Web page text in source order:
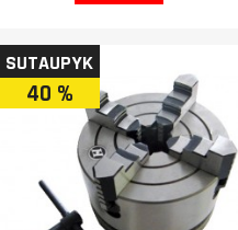
SUTAUPYK
40 %